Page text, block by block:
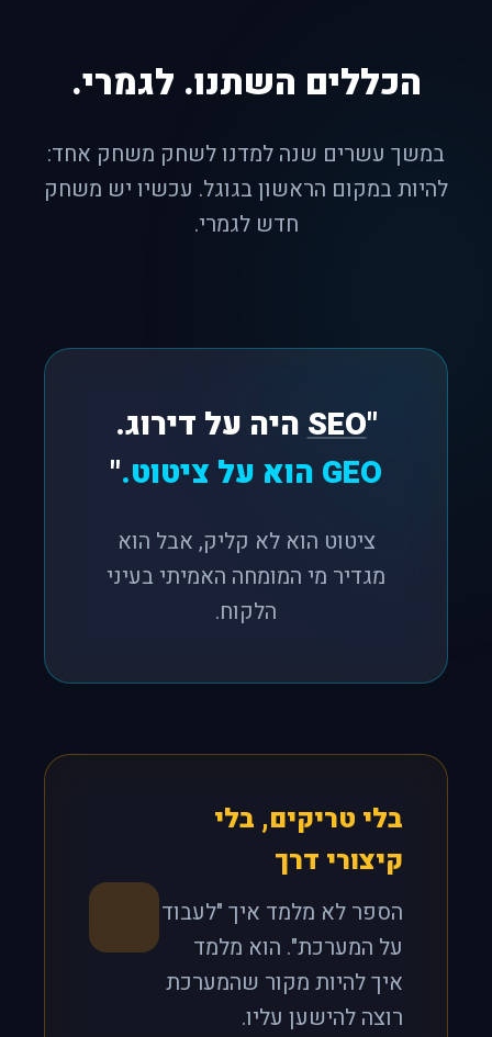
הכללים השתנו. לגמרי.
במשך עשרים שנה למדנו לשחק משחק אחד:
להיות במקום הראשון בגוגל. עכשיו יש משחק
חדש לגמרי.
"
SEOהיה על דירוג.
GEO הוא על ציטוט.
"
ציטוט הוא לא קליק, אבל הוא
מגדיר מי המומחה האמיתי בעיני
הלקוח.
בלי טריקים, בלי
קיצורי דרך
הספר לא מלמד איך "לעבוד
על המערכת". הוא מלמד
איך להיות מקור שהמערכת
רוצה להישען עליו.